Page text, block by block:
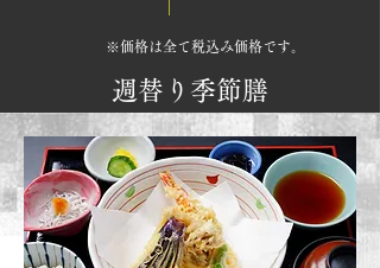
​※価格は全て税込み価格です。
週替り季節膳